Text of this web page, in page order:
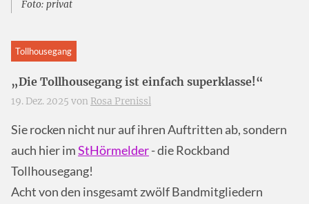
Foto: privat
Tollhousegang
„Die Tollhousegang ist einfach superklasse!“
19. Dez. 2025 von Rosa Prenissl
Sie rocken nicht nur auf ihren Auftritten ab, sondern
auch hier imStHörmelder- die Rockband
Tollhousegang!
Acht von den insgesamt zwölf Bandmitgliedern